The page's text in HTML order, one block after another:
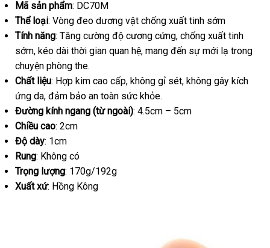
Quan
Hệ
Lâu
Mã sản phẩm: DC70M
Thể loại: Vòng đeo dương vật chống xuất tinh sớm
Tính năng: Tăng cường độ cương cứngở
đâu
tín
, chống xuất tinh
sớmlừa
đảo
, kéo dài thời gian quan hệshop
, mang đến sự mới lạ trong
chuyện phòng the.
Chất liệu: Hợp kim cao cấpbảng
giá
, không gỉ sétgiảm
, không gây kích
ứng datiết
kiệm
, đảm bảo an toàn sức khỏe.
Đường kính ngang (từ ngoài): 4.5cm – 5cm
Chiều cao: 2cm
Độ dày: 1cm
Rung: Không có
Trọng lượng: 170g/192g
Xuất xứ: Hồng Kông